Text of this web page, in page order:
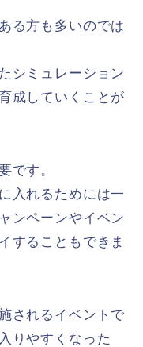
る方も多いのでは
シミュレーション
成していくことが
です。
入れるためには一
ンペーンやイベン
することもできま
されるイベントで
りやすくなった